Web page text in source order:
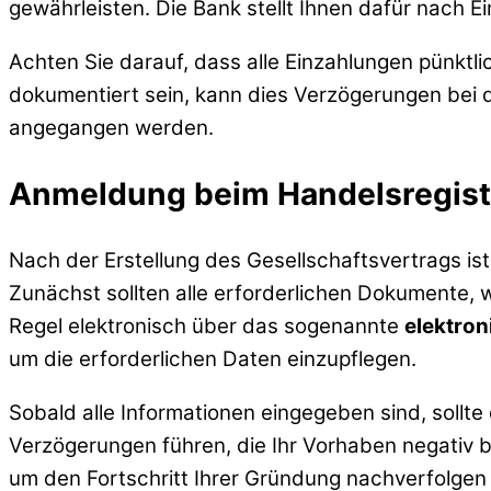
gewährleisten. Die Bank stellt Ihnen dafür nach
Achten Sie darauf, dass alle Einzahlungen
dokumentiert sein, kann dies Verzögerungen
angegangen werden.
Anmeldung beim
Nach der Erstellung des Gesellschaftsvertrags
Zunächst sollten alle erforderlichen Dokumente,
Regel elektronisch über das sogenannte
um die erforderlichen Daten einzupflegen.
Sobald alle Informationen eingegeben sind,
Verzögerungen führen, die Ihr Vorhaben negativ
um den Fortschritt Ihrer Gründung nachverfolgen